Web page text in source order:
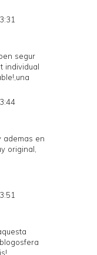
segur
individual
ademas en
original,